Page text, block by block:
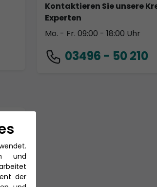
Kontaktieren Sie unsere
Experten
Mo. - Fr. 09:00 - 18:00 Uhr
03496 - 50 210
und
der